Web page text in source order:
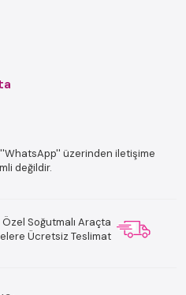
''WhatsApp'' üzerinden iletişime
değildir.
Özel Soğutmalı Araçta
Ücretsiz Teslimat